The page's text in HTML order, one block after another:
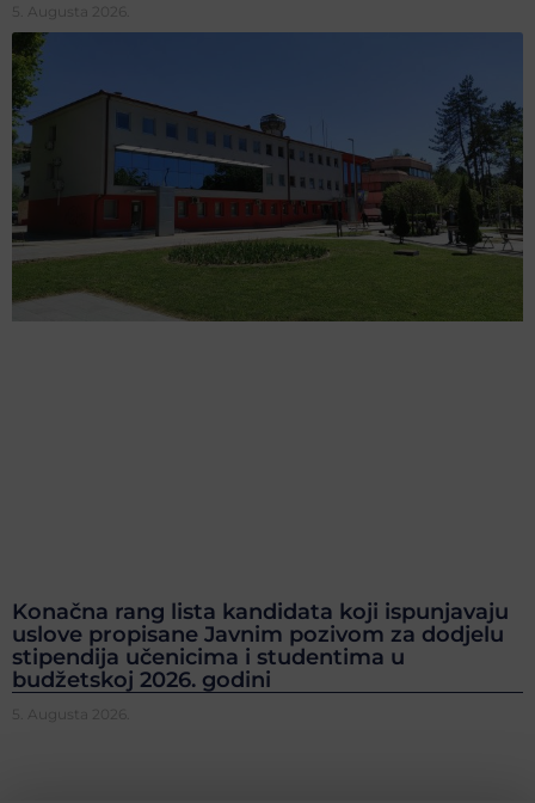
5. Augusta 2026.
Konačna rang lista kandidata koji ispunjavaju
uslove propisane Javnim pozivom za dodjelu
stipendija učenicima i studentima u
budžetskoj 2026. godini
5. Augusta 2026.